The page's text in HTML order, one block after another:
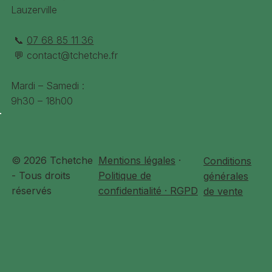
Y compris MIK-stick.
Spécifications:
Matière : Acier
Charge Max :10 Kg
Dimension Larg X Long X Haut : 46 X 33 X 26 Cm
Lauzerville
📞 07 68 85 11 36
💬 contact@tchetche.fr
Mardi – Samedi :
9h30 – 18h00
© 2026 Tchetche
- Tous droits
réservés
Mentions légales ·
Politique de
confidentialité · RGPD
Conditions
générales
de vente